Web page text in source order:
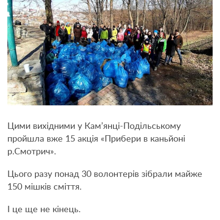
Цими вихідними у Кам’янці-Подільському
пройшла вже 15 акція «Прибери в каньйоні
р.Смотрич».
Цього разу понад 30 волонтерів зібрали майже
150 мішків сміття.
І це ще не кінець.